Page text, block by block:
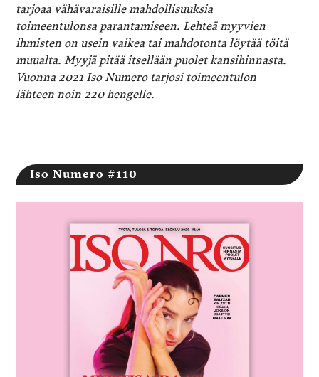
tarjoaa vähävaraisille mahdollisuuksia
toimeentulonsa parantamiseen. Lehteä myyvien
ihmisten on usein vaikea tai mahdotonta löytää töitä
muualta. Myyjä pitää itsellään puolet kansihinnasta.
Vuonna 2021 Iso Numero tarjosi toimeentulon
lähteen noin 220 hengelle.
Iso Numero #110